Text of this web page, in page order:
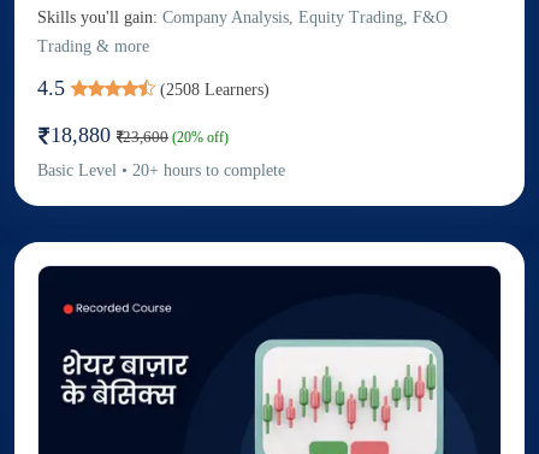
Skills you'll gain: Company Analysis, Equity Trading, F&O
Trading & more
4.5 (2508 Learners)
18,880 23,600 (20% off)
Basic Level • 20+ hours to complete